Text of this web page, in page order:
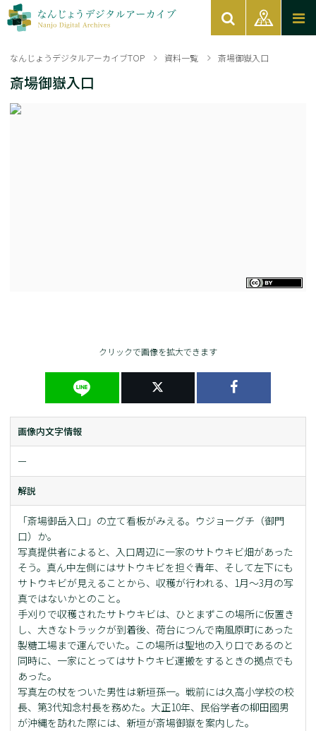
なんじょうデジタルアーカイブTOP 資料一覧 斎場御嶽入口
斎場御嶽入口
クリックで画像を拡大できます
画像内文字情報
ー
解説
「斎場御岳入口」の立て看板がみえる。ウジョーグチ（御門
口）か。
写真提供者によると、入口周辺に一家のサトウキビ畑があった
そう。真ん中左側にはサトウキビを担ぐ青年、そして左下にも
サトウキビが見えることから、収穫が行われる、1月～3月の写
真ではないかとのこと。
手刈りで収穫されたサトウキビは、ひとまずこの場所に仮置き
し、大きなトラックが到着後、荷台につんで南風原町にあった
製糖工場まで運んでいた。この場所は聖地の入り口であるのと
同時に、一家にとってはサトウキビ運搬をするときの拠点でも
あった。
写真左の杖をついた男性は新垣孫一。戦前には久高小学校の校
長、第3代知念村長を務めた。大正10年、民俗学者の柳田國男
が沖縄を訪れた際には、新垣が斎場御嶽を案内した。